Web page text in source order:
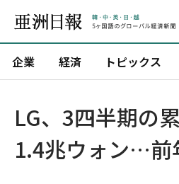
企業 経済 トピックス
LG、3四半期の
1.4兆ウォン…